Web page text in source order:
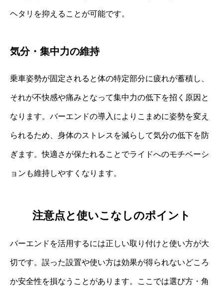
ヘタリを抑えることが可能です。
気分・集中力の維持
乗車姿勢が固定されると体の特定部分に疲れが蓄積し、
それが不快感や痛みとなって集中力の低下を招く原因と
なります。バーエンドの導入によりこまめに姿勢を変え
られるため、身体のストレスを減らして気分の低下を防
ぎます。快適さが保たれることでライドへのモチベーシ
ョンも維持しやすくなります。
注意点と使いこなしのポイント
バーエンドを活用するには正しい取り付けと使い方が大
切です。誤った設置や使い方は効果が得られないどころ
か安全性を損なうことがあります。ここでは選び方・角